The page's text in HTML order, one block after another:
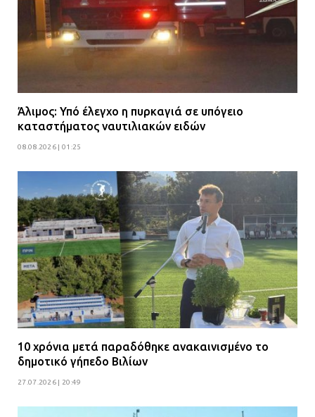
Άλιμος: Υπό έλεγχο η πυρκαγιά σε υπόγειο
καταστήματος ναυτιλιακών ειδών
08.08.2026 | 01:25
10 χρόνια μετά παραδόθηκε ανακαινισμένο το
δημοτικό γήπεδο Βιλίων
27.07.2026 | 20:49